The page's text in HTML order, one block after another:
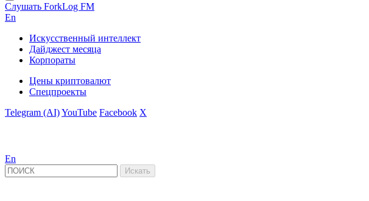
Слушать ForkLog FM
En
Искусственный интеллект
Дайджест месяца
Корпораты
Цены криптовалют
Спецпроекты
Telegram (AI)YouTube Facebook X
En